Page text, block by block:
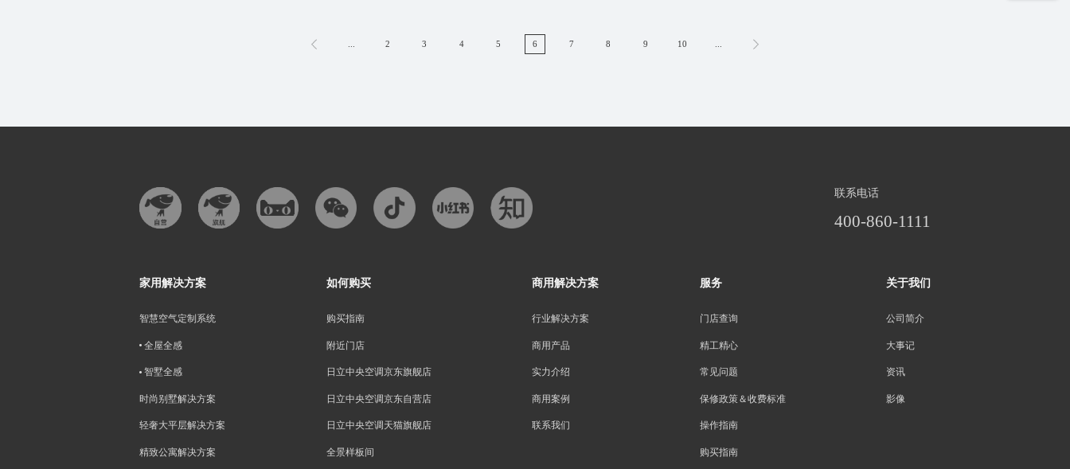
2 3 4 5 6 7 8 9 10
联系电话
400-860-1111
家用解决方案
智慧空气定制系统
全屋全感
智墅全感
时尚别墅解决方案
轻奢大平层解决方案
精致公寓解决方案
如何购买
购买指南
附近门店
日立中央空调京东旗舰店
日立中央空调京东自营店
日立中央空调天猫旗舰店
全景样板间
商用解决方案
行业解决方案
商用产品
实力介绍
商用案例
联系我们
服务
门店查询
精工精心
常见问题
保修政策＆收费标准
操作指南
购买指南
关于我们
公司简介
大事记
资讯
影像